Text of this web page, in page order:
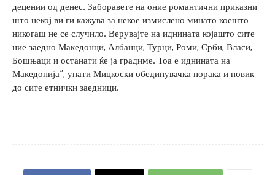
децении од денес. Заборавете на оние романтични приказни
што некој ви ги кажува за некое измислено минато коешто
никогаш не се случило. Верувајте на иднината којашто сите
ние заедно Македонци, Албанци, Турци, Роми, Срби, Власи,
Бошњаци и останати ќе ја градиме. Тоа е иднината на
Македонија“, упати Мицкоски обединувачка порака и повик
до сите етнички заедници.